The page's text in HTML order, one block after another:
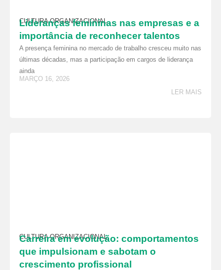
CULTURA ORGANIZACIONAL
Lideranças femininas nas empresas e a
importância de reconhecer talentos
A presença feminina no mercado de trabalho cresceu muito nas
últimas décadas, mas a participação em cargos de liderança
ainda
MARÇO 16, 2026
LER MAIS
CULTURA ORGANIZACIONAL
Carreira em evolução: comportamentos
que impulsionam e sabotam o
crescimento profissional